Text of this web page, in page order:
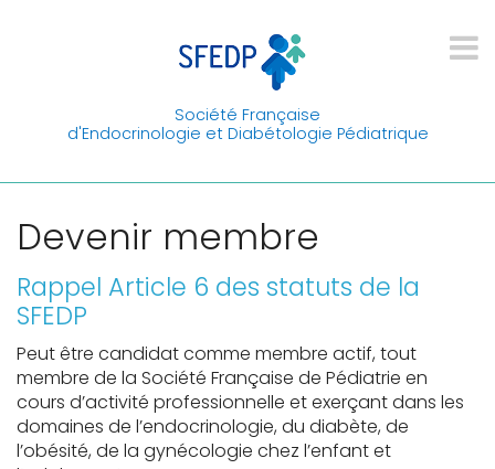
Société Française
d'Endocrinologie et Diabétologie Pédiatrique
Devenir membre
Rappel Article 6 des statuts de la
SFEDP
Peut être candidat comme membre actif, tout
membre de la Société Française de Pédiatrie en
cours d’activité professionnelle et exerçant dans les
domaines de l’endocrinologie, du diabète, de
l’obésité, de la gynécologie chez l’enfant et